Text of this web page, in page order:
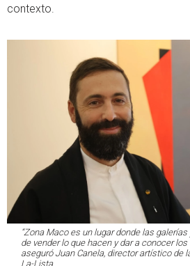
contexto.
“Zona Maco es un lugar donde las
de vender lo que hacen y dar a conocer
aseguró Juan Canela, director artístico de
La-Lista